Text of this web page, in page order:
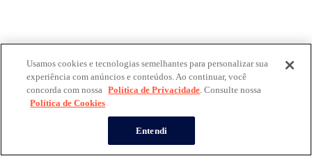
Usamos cookies e tecnologias semelhantes para personalizar sua
experiência com anúncios e conteúdos. Ao continuar, você
concorda com nossa Política de Privacidade. Consulte nossa
Política de Cookies
Entendi